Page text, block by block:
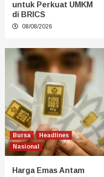
untuk Perkuat UMKM
di BRICS
08/08/2026
Bursa
Headlines
Nasional
Harga Emas Antam